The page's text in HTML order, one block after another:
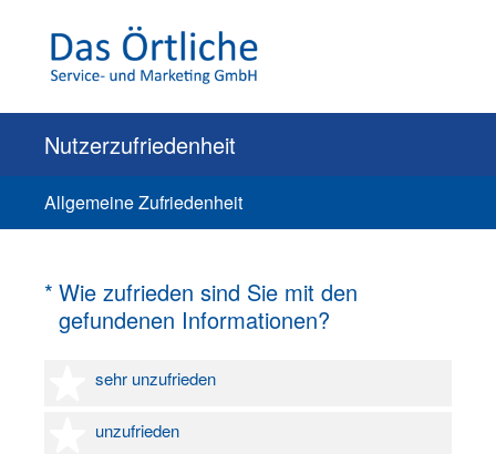
Nutzerzufriedenheit
Allgemeine Zufriedenheit
* Wie zufrieden sind Sie mit den
gefundenen Informationen?
(Erforderlich.)
sehr unzufrieden
1 Stern
unzufrieden
2 Sterne